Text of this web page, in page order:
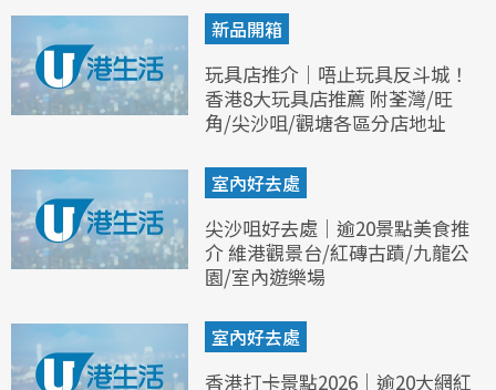
新品開箱
玩具店推介｜唔止玩具反斗城！
香港8大玩具店推薦 附荃灣/旺
角/尖沙咀/觀塘各區分店地址
室內好去處
尖沙咀好去處｜逾20景點美食推
介 維港觀景台/紅磚古蹟/九龍公
園/室內遊樂場
室內好去處
香港打卡景點2026｜逾20大網紅